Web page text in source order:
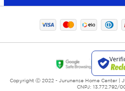
Copyright Ⓒ 2022 - Jurunense Home Center |
CNPJ: 13.772.792/